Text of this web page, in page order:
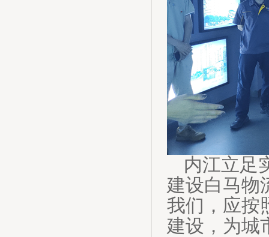
内江立足
建设白马物
我们，应按
建设，为城